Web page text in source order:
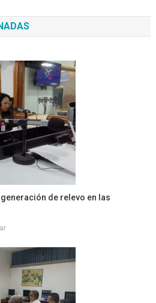
de relevo en las